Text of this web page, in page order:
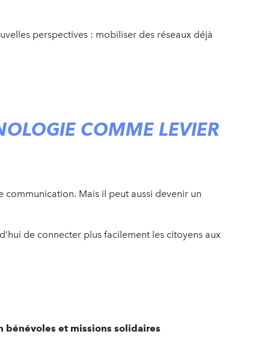
perspectives : mobiliser des réseaux déjà
COMME LEVIER
Mais il peut aussi devenir un
de connecter plus facilement les citoyens aux
bénévoles et missions solidaires